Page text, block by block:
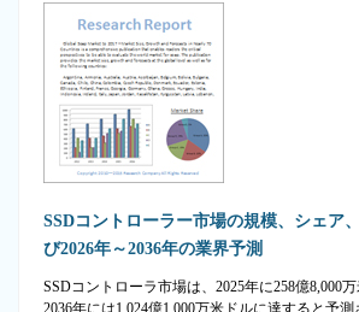
SSDコントローラー市場の規模、シェア
び2026年～2036年の業界予測
SSDコントローラ市場は、2025年に258億8,000
2036年には1,024億1,000万米ドルに達すると予